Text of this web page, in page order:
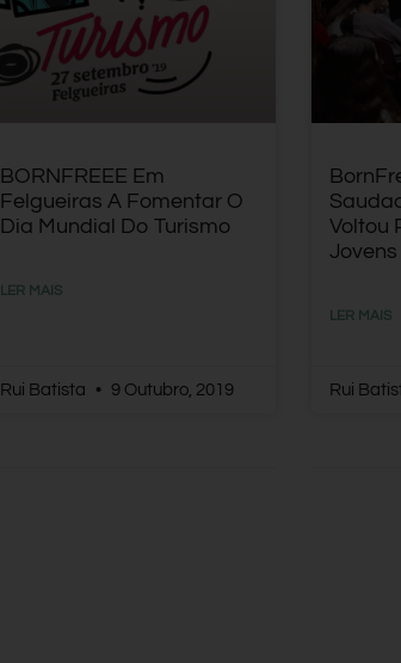
BORNFREEE Em
Felgueiras A Fomentar O
Dia Mundial Do Turismo
LER MAIS
Rui Batista 9 Outubro, 2019
Voltou
LER MAIS
Rui